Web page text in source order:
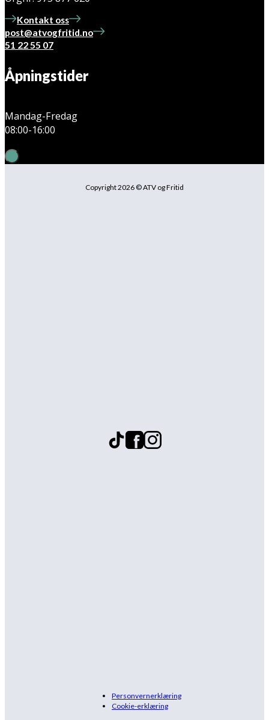
Kontakt oss
post@atvogfritid.no
51 22 55 07
Åpningstider
Mandag-Fredag
08:00-16:00
Copyright 2026 © ATV og Fritid
Personvernerklæring
Cookie-erklæring